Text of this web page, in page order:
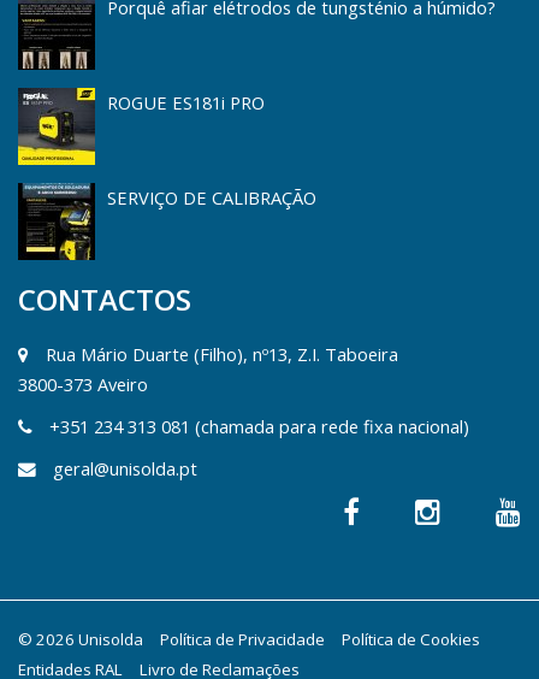
Porquê afiar elétrodos de tungsténio a húmido?
ROGUE ES181i PRO
SERVIÇO DE CALIBRAÇÃO
CONTACTOS
Rua Mário Duarte (Filho), nº13, Z.I. Taboeira
3800-373 Aveiro
+351 234 313 081 (chamada para rede fixa nacional)
geral@unisolda.pt
© 2026 Unisolda Política de Privacidade
Política de Cookies
Entidades RAL
Livro de Reclamações